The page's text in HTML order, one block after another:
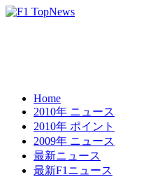
Home
2010年 ニュース
2010年 ポイント
2009年 ニュース
最新ニュース
最新F1ニュース